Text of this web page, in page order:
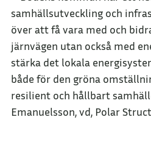
samhällsutveckling och
över att få vara med och
järnvägen utan också med
stärka det lokala
både för den gröna
resilient och hållbart
Emanuelsson, vd, Polar